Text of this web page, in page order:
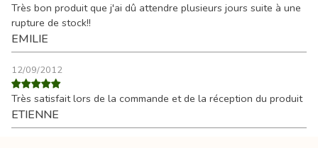
Très bon produit que j'ai dû attendre plusieurs jours suite à une
rupture de stock!!
EMILIE
12/09/2012
Très satisfait lors de la commande et de la réception du produit
ETIENNE